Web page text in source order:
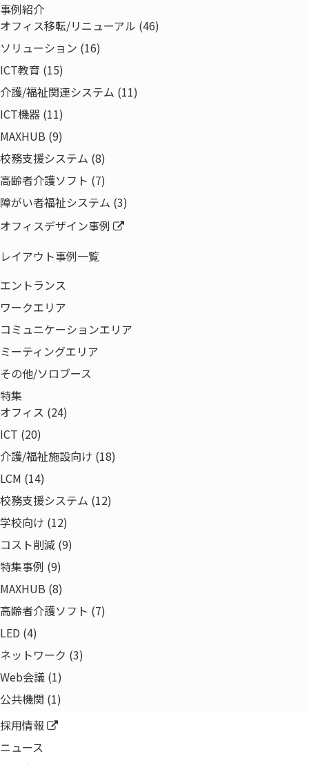
事例紹介
オフィス移転/リニューアル (46)
ソリューション (16)
ICT教育 (15)
介護/福祉関連システム (11)
ICT機器 (11)
MAXHUB (9)
校務支援システム (8)
高齢者介護ソフト (7)
障がい者福祉システム (3)
オフィスデザイン事例
レイアウト事例一覧
エントランス
ワークエリア
コミュニケーションエリア
ミーティングエリア
その他/ソロブース
特集
オフィス (24)
ICT (20)
介護/福祉施設向け (18)
LCM (14)
校務支援システム (12)
学校向け (12)
コスト削減 (9)
特集事例 (9)
MAXHUB (8)
高齢者介護ソフト (7)
LED (4)
ネットワーク (3)
Web会議 (1)
公共機関 (1)
製品・サービス
オフィス環境
ネットワーク
ライフサイクルマネジメント
ソリューション
事例紹介
特集
企業情報
代表あいさつ
経営理念・事業ドメイン
会社概要
会社沿革
組織図・役員一覧
取得認証一覧
拠点一覧
事業領域
電子公告
当社の取り組み
サステナビリティビジョン
健康経営への取り組み
​一般事業主行動計画
中途採用比率の公表
採用情報
ニュース